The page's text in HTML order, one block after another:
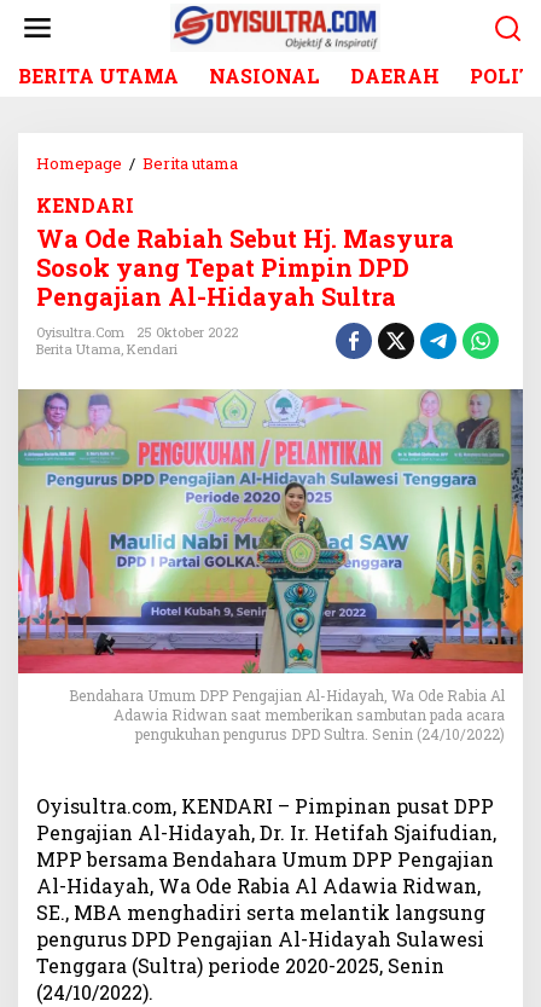
BERITA UTAMA NASIONAL DAERAH
Homepage / Berita utama
d
e
R
a
h
S
e
b
u
t
H
j
.
M
a
s
y
u
r
o
s
o
k
y
a
n
KENDARI
Wa Ode Rabiah Sebut Hj. Masyura
Sosok yang Tepat Pimpin DPD
Pengajian Al-Hidayah Sultra
Oyisultra.com
25 Oktober 2022
Berita Utama, Kendari
Bendahara Umum DPP Pengajian Al-Hidayah, Wa Ode Rabia Al
Adawia Ridwan saat memberikan sambutan pada acara
pengukuhan pengurus DPD Sultra. Senin (24/10/2022)
Oyisultra.com, KENDARI – Pimpinan pusat DPP
Pengajian Al-Hidayah, Dr. Ir. Hetifah Sjaifudian,
MPP bersama Bendahara Umum DPP Pengajian
Al-Hidayah, Wa Ode Rabia Al Adawia Ridwan,
SE., MBA menghadiri serta melantik langsung
pengurus DPD Pengajian Al-Hidayah Sulawesi
Tenggara (Sultra) periode 2020-2025, Senin
(24/10/2022).